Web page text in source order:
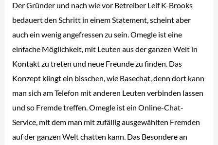
Der Gründer und nach wie vor Betreiber Leif K-Brooks
bedauert den Schritt in einem Statement, scheint aber
auch ein wenig angefressen zu sein. Omegle ist eine
einfache Möglichkeit, mit Leuten aus der ganzen Welt in
Kontakt zu treten und neue Freunde zu finden. Das
Konzept klingt ein bisschen, wie Basechat, denn dort kann
man sich am Telefon mit anderen Leuten verbinden lassen
und so Fremde treffen. Omegle ist ein Online-Chat-
Service, mit dem man mit zufällig ausgewählten Fremden
auf der ganzen Welt chatten kann. Das Besondere an